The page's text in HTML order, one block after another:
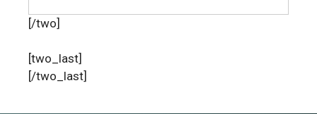
[/two]
[two_last]
[/two_last]